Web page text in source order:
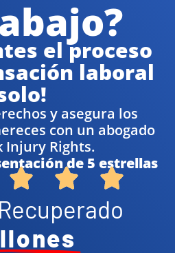
el proceso
laboral
y asegura los
con un abogado
Injury Rights.
de 5 estrellas